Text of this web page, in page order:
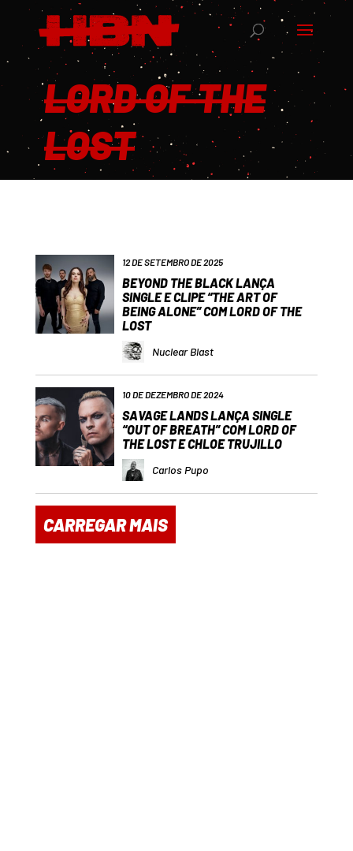
LORD OF THE
LOST
12 DE SETEMBRO DE 2025
BEYOND THE BLACK LANÇA
SINGLE E CLIPE “THE ART OF
BEING ALONE” COM LORD OF THE
LOST
Nuclear Blast
10 DE DEZEMBRO DE 2024
SAVAGE LANDS LANÇA SINGLE
“OUT OF BREATH” COM LORD OF
THE LOST E CHLOE TRUJILLO
Carlos Pupo
CARREGAR MAIS